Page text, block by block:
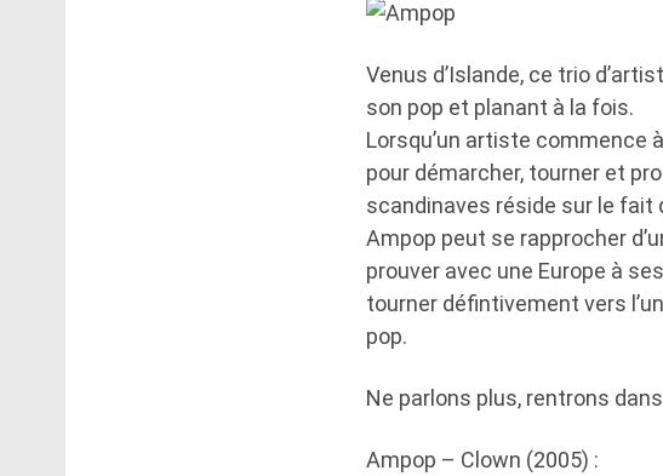
Venus d’Islande, ce trio
son pop et planant à la fois.
Lorsqu’un artiste commence
pour démarcher, tourner et
scandinaves réside sur le fait
Ampop peut se rapprocher
prouver avec une Europe à
tourner défintivement vers
pop.
Ne parlons plus, rentrons
Ampop – Clown (2005) :